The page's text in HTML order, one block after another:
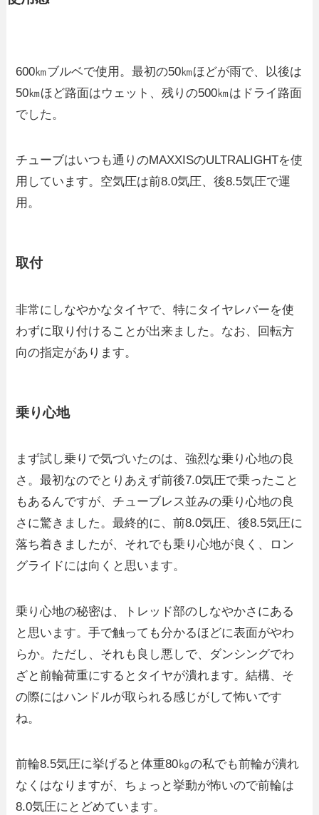
600㎞ブルベで使用。最初の50㎞ほどが雨で、以後は
50㎞ほど路面はウェット、残りの500㎞はドライ路面
でした。
チューブはいつも通りのMAXXISのULTRALIGHTを使
用しています。空気圧は前8.0気圧、後8.5気圧で運
用。
取付
非常にしなやかなタイヤで、特にタイヤレバーを使
わずに取り付けることが出来ました。なお、回転方
向の指定があります。
乗り心地
まず試し乗りで気づいたのは、強烈な乗り心地の良
さ。最初なのでとりあえず前後7.0気圧で乗ったこと
もあるんですが、チューブレス並みの乗り心地の良
さに驚きました。最終的に、前8.0気圧、後8.5気圧に
落ち着きましたが、それでも乗り心地が良く、ロン
グライドには向くと思います。
乗り心地の秘密は、トレッド部のしなやかさにある
と思います。手で触っても分かるほどに表面がやわ
らか。ただし、それも良し悪しで、ダンシングでわ
ざと前輪荷重にするとタイヤが潰れます。結構、そ
の際にはハンドルが取られる感じがして怖いです
ね。
前輪8.5気圧に挙げると体重80㎏の私でも前輪が潰れ
なくはなりますが、ちょっと挙動が怖いので前輪は
8.0気圧にとどめています。